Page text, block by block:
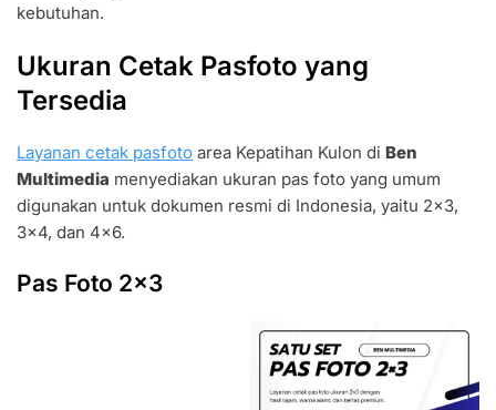
kebutuhan.
Ukuran Cetak Pasfoto yang
Tersedia
Layanan cetak pasfoto area Kepatihan Kulon di Ben
Multimedia menyediakan ukuran pas foto yang umum
digunakan untuk dokumen resmi di Indonesia, yaitu 2×3,
3×4, dan 4×6.
Pas Foto 2×3